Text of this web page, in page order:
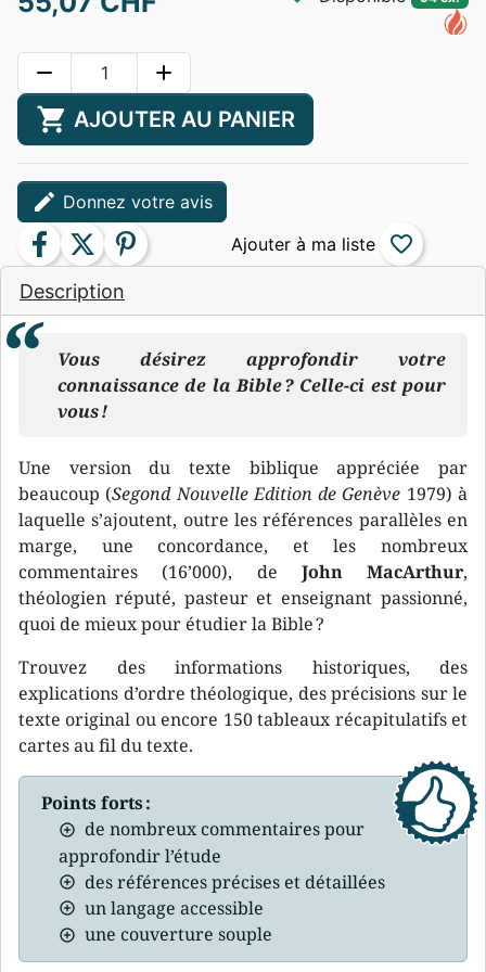
Description
Vous désirez approfondir votre
connaissance de la Bible ? Celle-ci est pour
vous !
Une version du texte biblique appréciée par
beaucoup (Segond Nouvelle Edition de Genève 1979) à
laquelle s’ajoutent, outre les références parallèles en
marge, une concordance, et les nombreux
commentaires (16’000), de John MacArthur,
théologien réputé, pasteur et enseignant passionné,
quoi de mieux pour étudier la Bible ?
Trouvez des informations historiques, des
explications d’ordre théologique, des précisions sur le
texte original ou encore 150 tableaux récapitulatifs et
cartes au fil du texte.
Points forts :
de nombreux commentaires pour
approfondir l’étude
des références précises et détaillées
un langage accessible
une couverture souple
remove add
shopping_cart AJOUTER AU PANIER
edit Donnez votre avis
facebook twitter pinterest favorite_border